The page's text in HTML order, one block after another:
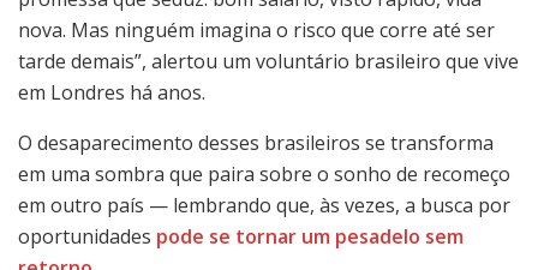
nova. Mas ninguém imagina o risco que corre até ser
tarde demais”, alertou um voluntário brasileiro que vive
em Londres há anos.
O desaparecimento desses brasileiros se transforma
em uma sombra que paira sobre o sonho de recomeço
em outro país — lembrando que, às vezes, a busca por
oportunidades pode se tornar um pesadelo sem